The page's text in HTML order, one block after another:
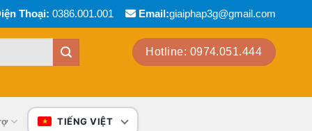
Thoại: 0386.001.001 Email:giaiphap3g@gmail.com
Hotline: 0974.051.444
TIẾNG VIỆT